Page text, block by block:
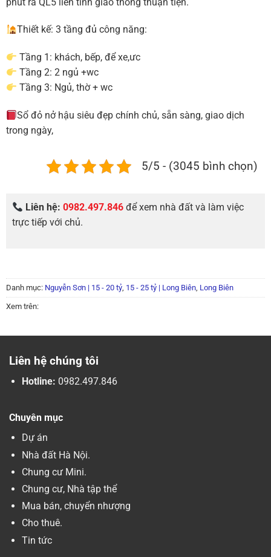
Thiết kế: 3 tầng đủ công năng:
Tầng 1: khách, bếp, để xe,ưc
Tầng 2: 2 ngủ +wc
Tầng 3: Ngủ, thờ + wc
Sổ đỏ nở hậu siêu đẹp chính chủ, sẵn sàng, giao dịch
trong ngày,
5/5 - (3045 bình chọn)
Liên hệ: 0982.497.846để xem nhà đất và làm việc
trực tiếp với chủ.
Danh mục: Nguyễn Sơn | 15 - 20 tỷ, 15 - 25 tỷ | Long Biên, Long Biên
Xem trên:
Liên hệ chúng tôi
Hotline: 0982.497.846
Chuyên mục
Dự án
Nhà đất Hà Nội.
Chung cư Mini.
Chung cư, Nhà tập thể
Mua bán, chuyển nhượng
Cho thuê.
Tin tức